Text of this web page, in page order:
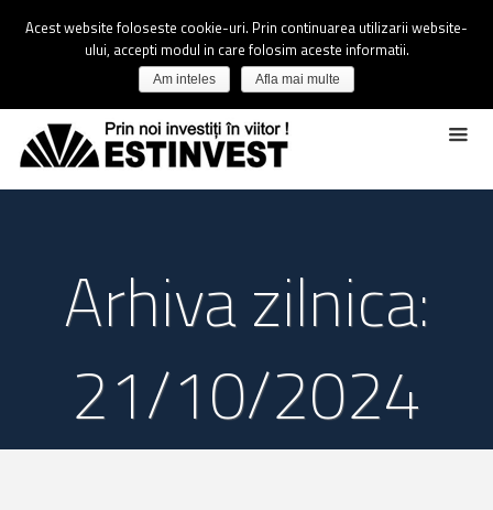
Arhiva zilnica:
21/10/2024
Acest website foloseste cookie-uri. Prin continuarea utilizarii website-
ului, accepti modul in care folosim aceste informatii.
Am inteles Afla mai multe